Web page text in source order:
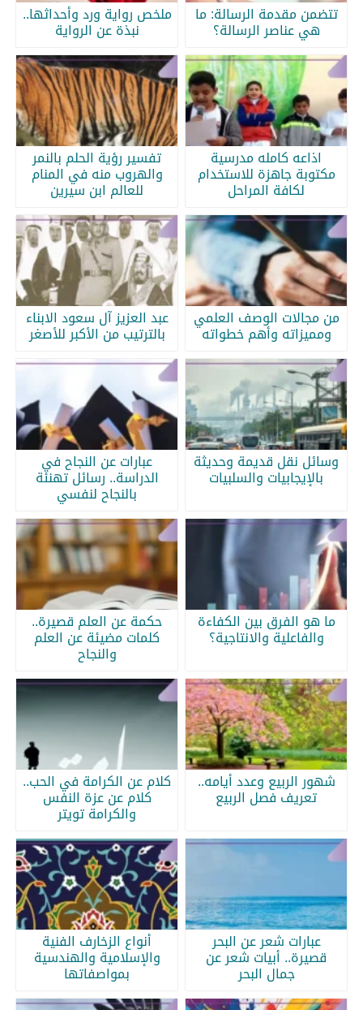
تتضمن مقدمة الرسالة: ما
هي عناصر الرسالة؟
ملخص رواية ورد وأحداثها..
نبذة عن الرواية
اذاعه كامله مدرسية
مكتوبة جاهزة للاستخدام
لكافة المراحل
تفسير رؤية الحلم بالنمر
والهروب منه في المنام
للعالم ابن سيرين
من مجالات الوصف العلمي
ومميزاته وأهم خطواته
عبد العزيز آل سعود الابناء
بالترتيب من الأكبر للأصغر
وسائل نقل قديمة وحديثة
بالإيجابيات والسلبيات
عبارات عن النجاح في
الدراسة.. رسائل تهنئة
بالنجاح لنفسي
ما هو الفرق بين الكفاءة
والفاعلية والانتاجية؟
حكمة عن العلم قصيرة..
كلمات مضيئة عن العلم
والنجاح
شهور الربيع وعدد أيامه..
تعريف فصل الربيع
كلام عن الكرامة في الحب..
كلام عن عزة النفس
والكرامة تويتر
عبارات شعر عن البحر
قصيرة.. أبيات شعر عن
جمال البحر
أنواع الزخارف الفنية
والإسلامية والهندسية
بمواصفاتها